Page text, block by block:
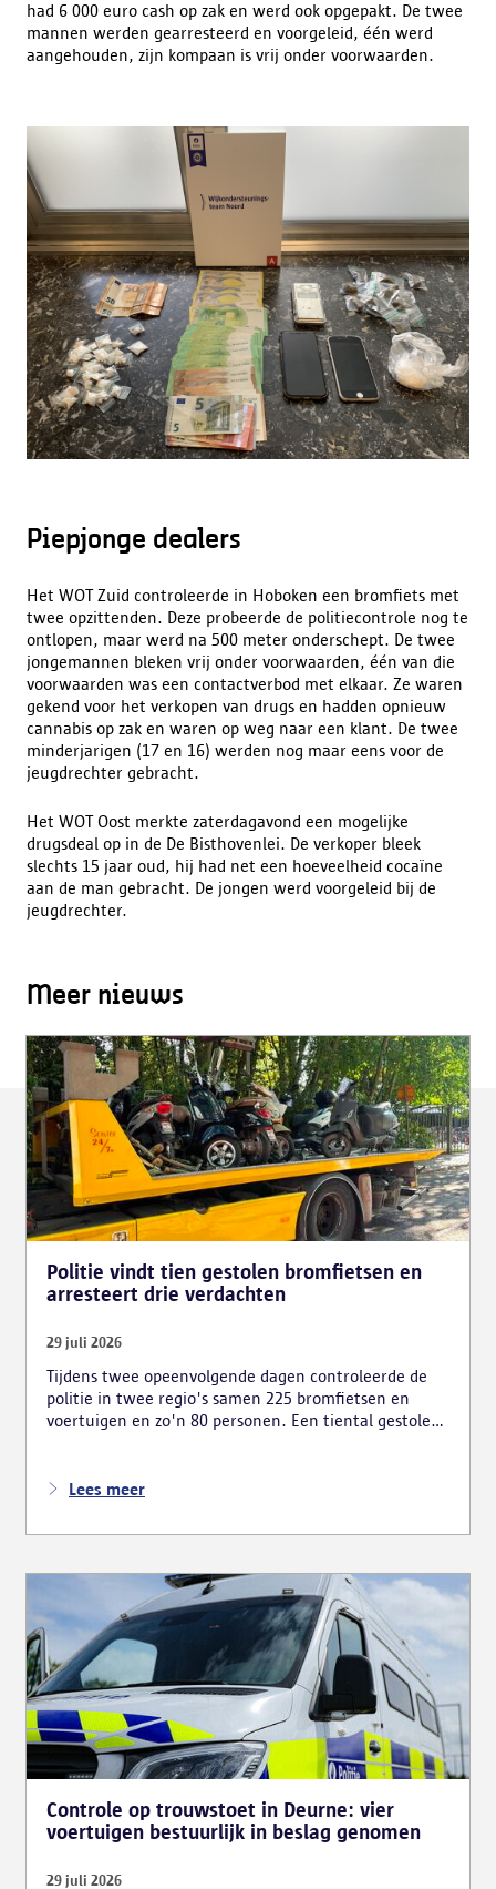
had 6 000 euro cash op zak en werd ook opgepakt. De twee
mannen werden gearresteerd en voorgeleid, één werd
aangehouden, zijn kompaan is vrij onder voorwaarden.
Piepjonge dealers
Het WOT Zuid controleerde in Hoboken een bromfiets met
twee opzittenden. Deze probeerde de politiecontrole nog te
ontlopen, maar werd na 500 meter onderschept. De twee
jongemannen bleken vrij onder voorwaarden, één van die
voorwaarden was een contactverbod met elkaar. Ze waren
gekend voor het verkopen van drugs en hadden opnieuw
cannabis op zak en waren op weg naar een klant. De twee
minderjarigen (17 en 16) werden nog maar eens voor de
jeugdrechter gebracht.
Het WOT Oost merkte zaterdagavond een mogelijke
drugsdeal op in de De Bisthovenlei. De verkoper bleek
slechts 15 jaar oud, hij had net een hoeveelheid cocaïne
aan de man gebracht. De jongen werd voorgeleid bij de
jeugdrechter.
Meer nieuws
Politie vindt tien gestolen bromfietsen en
arresteert drie verdachten
29 juli 2026
Tijdens twee opeenvolgende dagen controleerde de
politie in twee regio's samen 225 bromfietsen en
voertuigen en zo'n 80 personen. Een tiental gestolen
Daarnaast arresteerde de politie ook drie verdachten
inbrekersmateriaal gevonden.
Lees meer
Controle op trouwstoet in Deurne: vier
voertuigen bestuurlijk in beslag genomen
29 juli 2026